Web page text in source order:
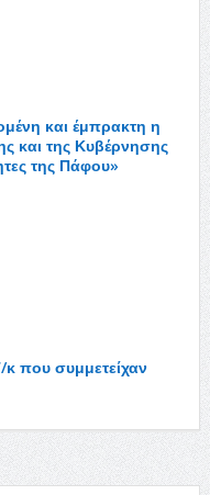
και έμπρακτη η
και της Κυβέρνησης
της Πάφου»
που συμμετείχαν